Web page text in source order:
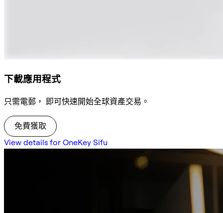
下載應用程式
只需電郵， 即可快速開始全球資產交易。
免費獲取
View details for OneKey Sifu